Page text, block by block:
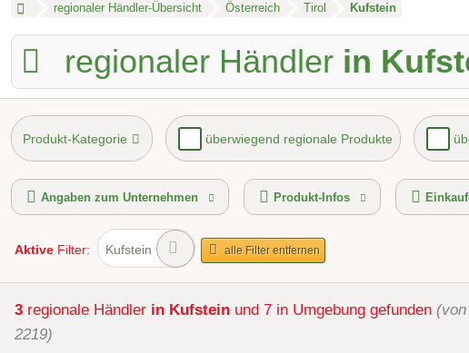
regionaler Händler-Übersicht Österreich Tirol Kufstein
regionaler Händler in
Produkt-Kategorie überwiegend regionale Produkte
Zahlungsmöglichkeiten Österreichisches E-Commerce-
Angaben zum Unternehmen Produkt-Infos
Aktive Filter: Kufstein alle Filter entfernen
3 regionale Händler in Kufstein und 7 in Umgebung gefunden (von
2219)